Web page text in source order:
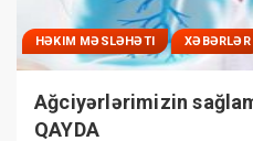
HƏKIM MƏSLƏHƏTI XƏBƏRLƏR
Ağciyərlərimizin
QAYDA